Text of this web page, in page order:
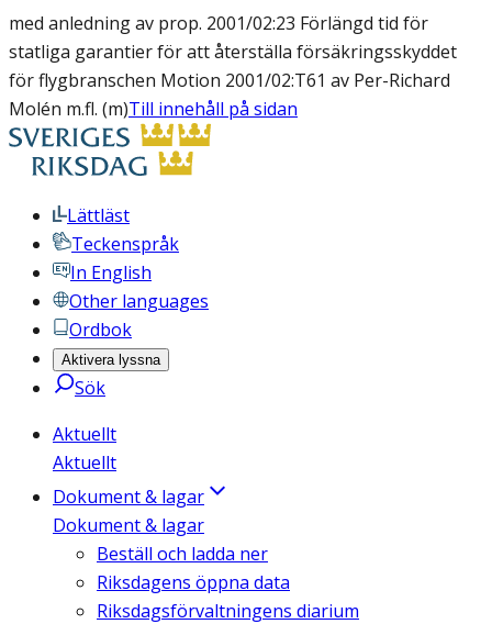
med anledning av prop. 2001/02:23 Förlängd tid för
statliga garantier för att återställa försäkringsskyddet
för flygbranschen Motion 2001/02:T61 av Per-Richard
Molén m.fl. (m)Till innehåll på sidan
Lättläst
Teckenspråk
In English
Other languages
Ordbok
Aktivera lyssna
Sök
Aktuellt
Aktuellt
Dokument & lagar
Dokument & lagar
Beställ och ladda ner
Riksdagens öppna data
Riksdagsförvaltningens diarium